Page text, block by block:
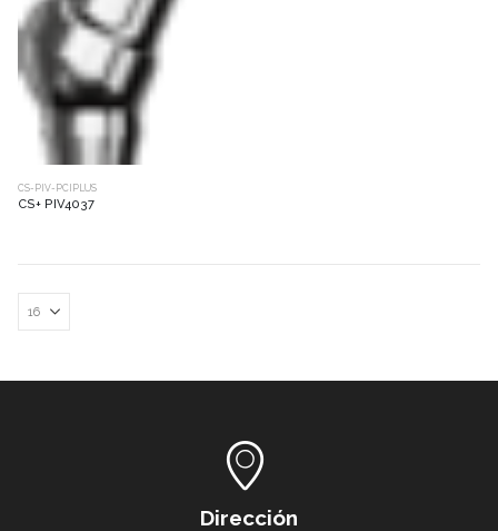
CS-PIV-PCIPLUS
CS+ PIV4037
Dirección